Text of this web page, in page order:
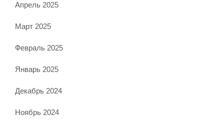
Апрель 2025
Март 2025
Февраль 2025
Январь 2025
Декабрь 2024
Ноябрь 2024